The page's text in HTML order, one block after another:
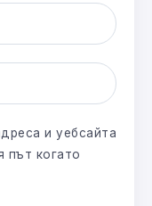
и уебсайта
път когато